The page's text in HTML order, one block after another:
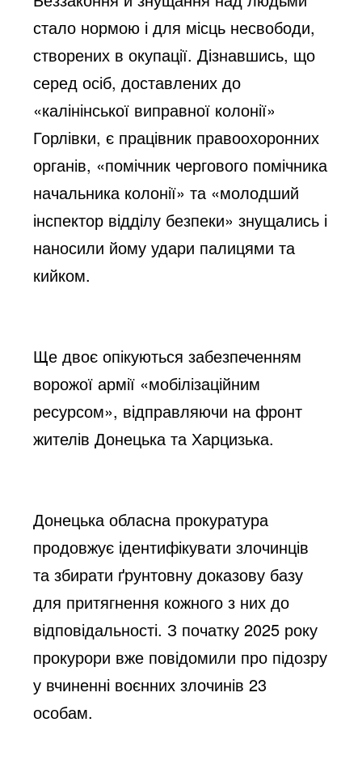
стало нормою і для місць несвободи,
створених в окупації. Дізнавшись, що
серед осіб, доставлених до
«калінінської виправної колонії»
Горлівки, є працівник правоохоронних
органів, «помічник чергового помічника
начальника колонії» та «молодший
інспектор відділу безпеки» знущались і
наносили йому удари палицями та
кийком.
Ще двоє опікуються забезпеченням
ворожої армії «мобілізаційним
ресурсом», відправляючи на фронт
жителів Донецька та Харцизька.
Донецька обласна прокуратура
продовжує ідентифікувати злочинців
та збирати ґрунтовну доказову базу
для притягнення кожного з них до
відповідальності. З початку 2025 року
прокурори вже повідомили про підозру
у вчиненні воєнних злочинів 23
особам.